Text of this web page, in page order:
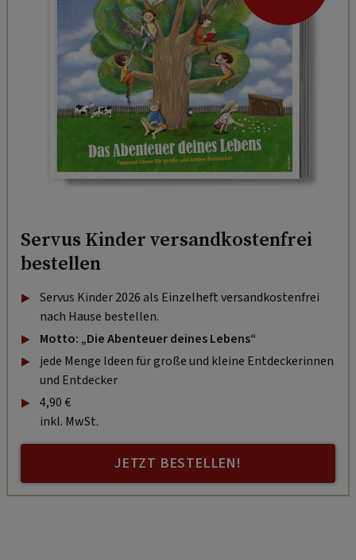
Servus Kinder versandkostenfrei
bestellen
Servus Kinder 2026 als Einzelheft versandkostenfrei
nach Hause bestellen.
Motto: „Die Abenteuer deines Lebens“
jede Menge Ideen für große und kleine Entdeckerinnen
und Entdecker
4,90 €
inkl. MwSt.
JETZT BESTELLEN!